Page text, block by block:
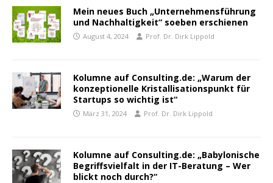
Mein neues Buch „Unternehmensführung
und Nachhaltigkeit“ soeben erschienen
August 4, 2024 Prof. Dr. Dirk Lippold
Kolumne auf Consulting.de: „Warum der
konzeptionelle Kristallisationspunkt für
Startups so wichtig ist“
März 31, 2024 Prof. Dr. Dirk Lippold
Kolumne auf Consulting.de: „Babylonische
Begriffsvielfalt in der IT-Beratung – Wer
blickt noch durch?“